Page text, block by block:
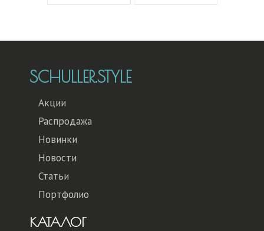
SCHULLER.STYLE
Акции
Распродажа
Новинки
Новости
Статьи
Портфолио
КАТАЛОГ